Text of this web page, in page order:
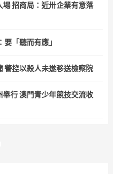
招商局：近卅企業有意落
「聽而有應」
警控以殺人未遂移送檢察院
行 澳門青少年競技交流收